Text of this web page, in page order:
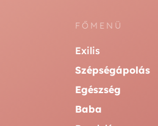
FŐMENÜ
Exilis
Szépségápolás
Egészség
Baba